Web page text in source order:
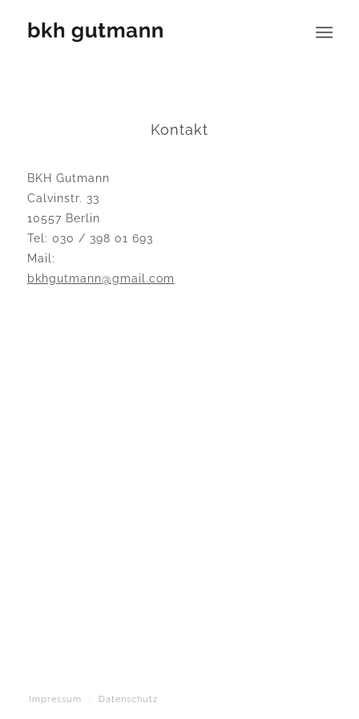
Kontakt
BKH Gutmann
Calvinstr. 33
10557 Berlin
Tel: 030 / 398 01 693
Mail:
bkhgutmann@gmail.com
Impressum Datenschutz